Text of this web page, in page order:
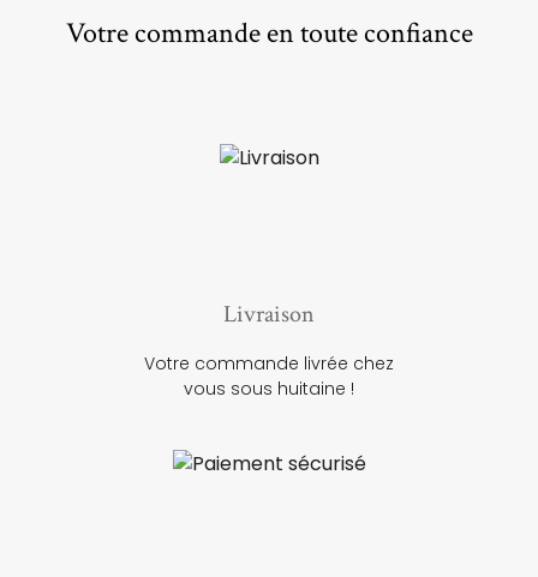
Votre commande en toute confiance
Livraison
Votre commande livrée chez
vous sous huitaine !